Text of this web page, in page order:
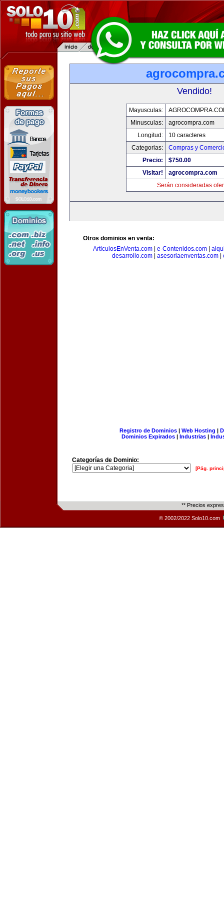
Vendido!
Mayusculas:
Minusculas:
agrocompra.com
Longitud:
10 caracteres
Categorias:
Compras y
Precio:
$750.00
Visitar!
agrocompra.com
Serán consideradas
Otros dominios en venta:
ArticulosEnVenta.com| e-Contenidos.com|
desarrollo.com| asesoriaenventas.com|
Registro de Dominios| Web Hosting |
Dominios Expirados | Industrias |
Categorías de Dominio:
[Pág.
** Precios
© 2002/2022 Solo10.com